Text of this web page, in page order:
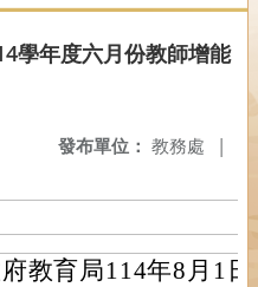
學年度六月份教師增能
發布單位： 教務處 |
教育局114年8月1